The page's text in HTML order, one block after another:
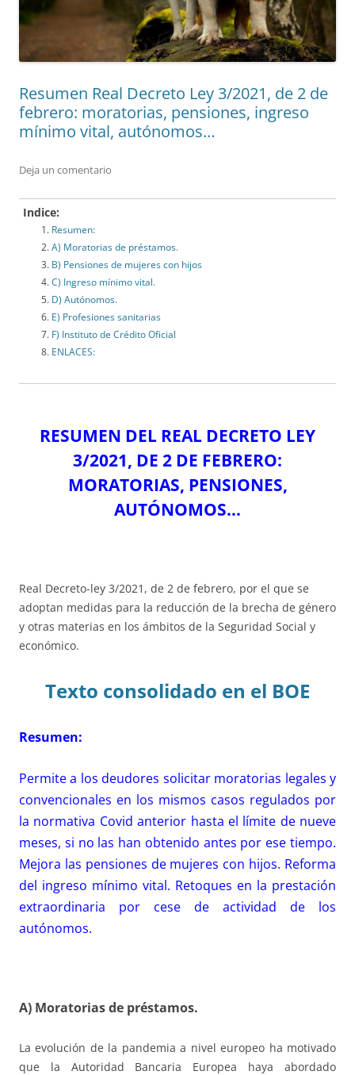
Resumen Real Decreto Ley 3/2021, de 2 de
febrero: moratorias, pensiones, ingreso
mínimo vital, autónomos…
Deja un comentario
Indice:
Resumen:
A) Moratorias de préstamos.
B) Pensiones de mujeres con hijos
C) Ingreso mínimo vital.
D) Autónomos.
E) Profesiones sanitarias
F) Instituto de Crédito Oficial
ENLACES:
RESUMEN DEL REAL DECRETO LEY
3/2021, DE 2 DE FEBRERO:
MORATORIAS, PENSIONES,
AUTÓNOMOS…
Real Decreto-ley 3/2021, de 2 de febrero, por el que se
adoptan medidas para la reducción de la brecha de género
y otras materias en los ámbitos de la Seguridad Social y
económico.
Texto consolidado en el BOE
Resumen:
Permite a los deudores solicitar moratorias legales y
convencionales en los mismos casos regulados por
la normativa Covid anterior hasta el límite de nueve
meses, si no las han obtenido antes por ese tiempo.
Mejora las pensiones de mujeres con hijos. Reforma
del ingreso mínimo vital. Retoques en la prestación
extraordinaria por cese de actividad de los
autónomos.
A) Moratorias de préstamos.
La evolución de la pandemia a nivel europeo ha motivado
que la Autoridad Bancaria Europea haya abordado